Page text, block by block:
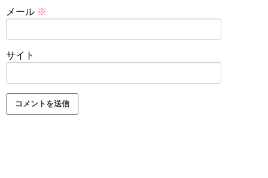
メール ※
サイト